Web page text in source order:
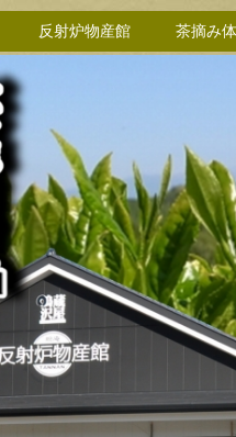
反射炉物産館 茶摘み